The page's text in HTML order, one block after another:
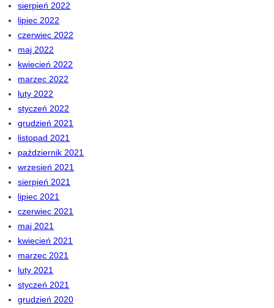
sierpień 2022
lipiec 2022
czerwiec 2022
maj 2022
kwiecień 2022
marzec 2022
luty 2022
styczeń 2022
grudzień 2021
listopad 2021
październik 2021
wrzesień 2021
sierpień 2021
lipiec 2021
czerwiec 2021
maj 2021
kwiecień 2021
marzec 2021
luty 2021
styczeń 2021
grudzień 2020